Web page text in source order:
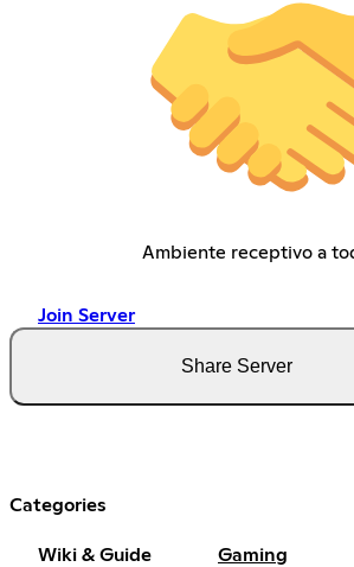
Ambiente receptivo a
Join Server
Share Server
Categories
Wiki & Guide Gaming